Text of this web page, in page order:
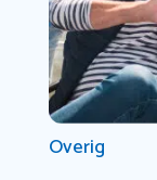
Overig